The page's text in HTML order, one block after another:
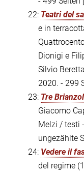
22: Teatri del
e in
Dionigi e
Silvio
2020. - 299
23: Tre
Giacomo
Melzi / testi
ungezählte
24: Vedere il
del regime